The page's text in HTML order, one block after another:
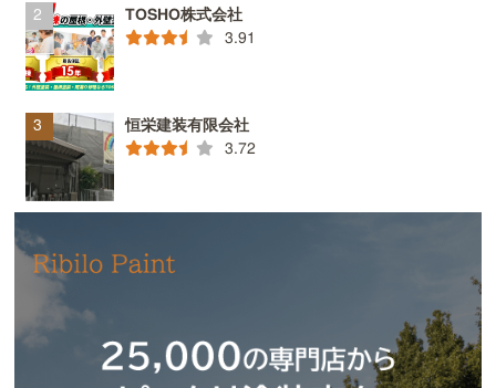
TOSHO株式会社
3.91
恒栄建装有限会社
3.72